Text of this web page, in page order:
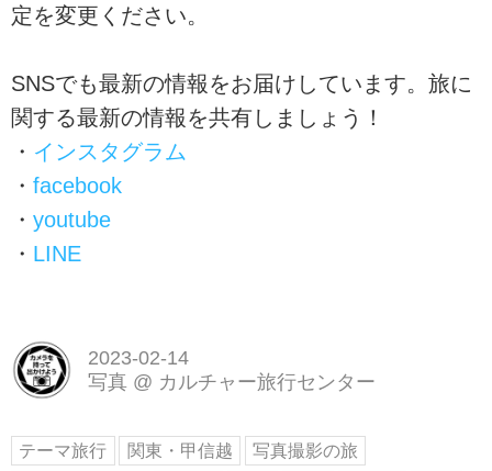
定を変更ください。
SNSでも最新の情報をお届けしています。旅に
関する最新の情報を共有しましょう！
・ インスタグラム
・ facebook
・ youtube
・ LINE
2023-02-14
写真 @ カルチャー旅行センター
テーマ旅行 関東・甲信越
写真撮影の旅